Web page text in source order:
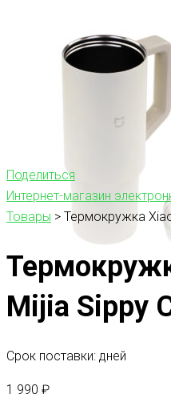
Поделиться
Интернет-магазин
Товары > Термокружка
Mijia Sippy
Срок поставки: дней
1 990 ₽